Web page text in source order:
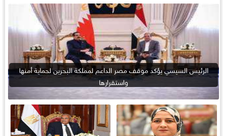
الرئيس السيسي يؤكد موقف مصر الداعم لمملكة البحرين لحماية أمنها
واستقرارها